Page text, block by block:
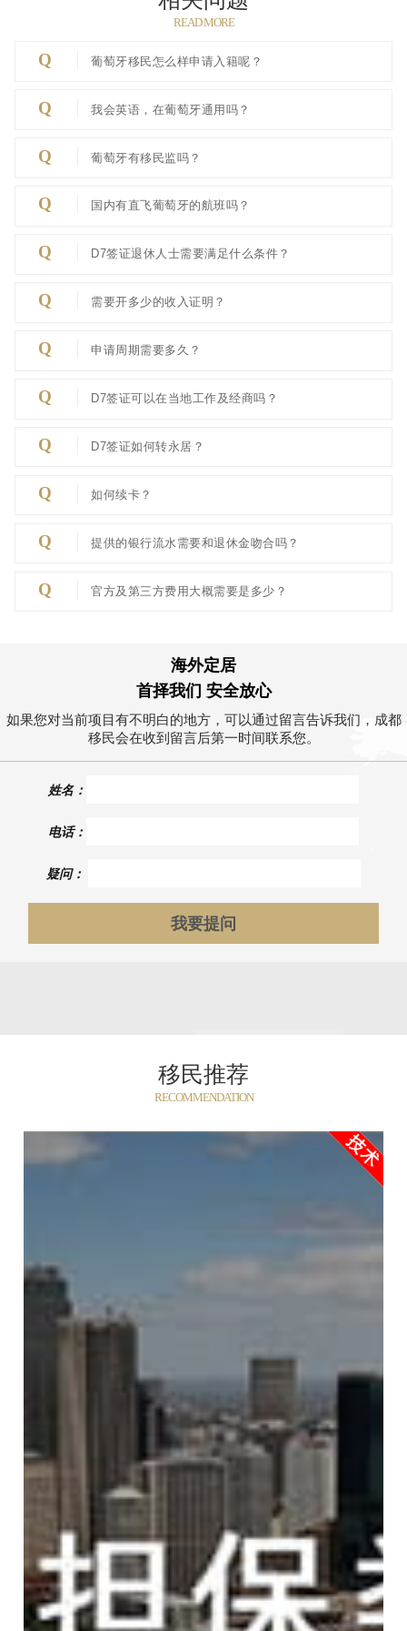
READ MORE
Q 葡萄牙移民怎么样申请入籍呢？
Q 我会英语，在葡萄牙通用吗？
Q 葡萄牙有移民监吗？
Q 国内有直飞葡萄牙的航班吗？
Q D7签证退休人士需要满足什么条件？
Q 需要开多少的收入证明？
Q 申请周期需要多久？
Q D7签证可以在当地工作及经商吗？
Q D7签证如何转永居？
Q 如何续卡？
Q 提供的银行流水需要和退休金吻合吗？
Q 官方及第三方费用大概需要是多少？
海外定居
首择我们 安全放心
如果您对当前项目有不明白的地方，可以通过留言告诉我们，成都
移民会在收到留言后第一时间联系您。
姓名：
电话：
疑问：
移民推荐
RECOMMENDATION